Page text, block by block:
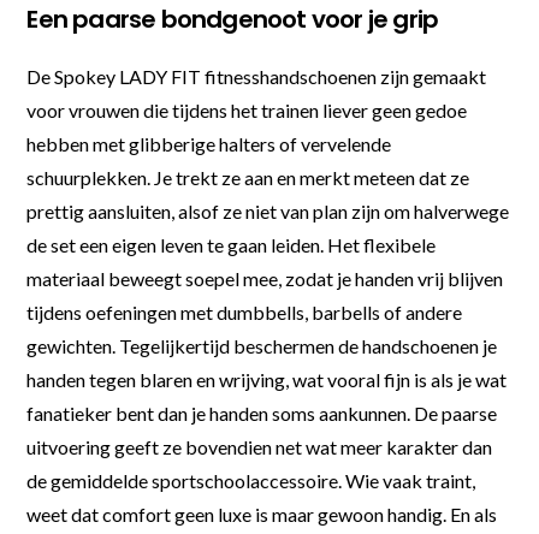
Een paarse bondgenoot voor je grip
De Spokey LADY FIT fitnesshandschoenen zijn gemaakt
voor vrouwen die tijdens het trainen liever geen gedoe
hebben met glibberige halters of vervelende
schuurplekken. Je trekt ze aan en merkt meteen dat ze
prettig aansluiten, alsof ze niet van plan zijn om halverwege
de set een eigen leven te gaan leiden. Het flexibele
materiaal beweegt soepel mee, zodat je handen vrij blijven
tijdens oefeningen met dumbbells, barbells of andere
gewichten. Tegelijkertijd beschermen de handschoenen je
handen tegen blaren en wrijving, wat vooral fijn is als je wat
fanatieker bent dan je handen soms aankunnen. De paarse
uitvoering geeft ze bovendien net wat meer karakter dan
de gemiddelde sportschoolaccessoire. Wie vaak traint,
weet dat comfort geen luxe is maar gewoon handig. En als